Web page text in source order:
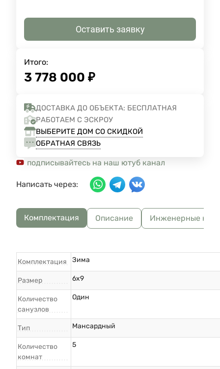
Оставить заявку
Итого:
3 778 000 ₽
ДОСТАВКА ДО ОБЪЕКТА: БЕСПЛАТНАЯ
РАБОТАЕМ С ЭСКРОУ
ВЫБЕРИТЕ ДОМ СО СКИДКОЙ
ОБРАТНАЯ СВЯЗЬ
подписывайтесь на наш ютуб канал
Написать через:
Комплектация Описание Инженерные
Комплектация Зима
Размер 6x9
Количество
санузлов
Один
Тип Мансардный
Количество
комнат
5